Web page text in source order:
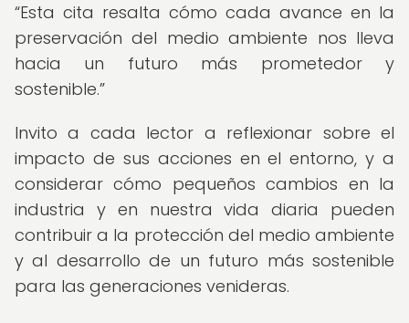
Esta cita resalta cómo cada avance en la
preservación del medio ambiente nos lleva
hacia un futuro más prometedor y
sostenible.
Invito a cada lector a reflexionar sobre el
impacto de sus acciones en el entorno, y a
considerar cómo pequeños cambios en la
industria y en nuestra vida diaria pueden
contribuir a la protección del medio ambiente
y al desarrollo de un futuro más sostenible
para las generaciones venideras.